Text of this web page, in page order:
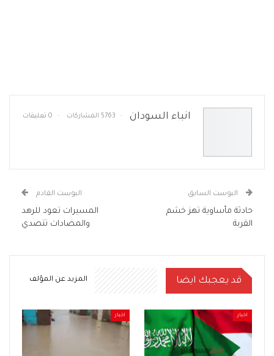
انباء السودان 5763 المشاركات 0 تعليقات
البوست السابق
حادثة مأساوية تهز خشم
القربة
البوست القادم
المسيرات تعود للرهد
والمضادات تتصدي
قد يعجبك ايضا المزيد عن المؤلف
اخبار اخبار